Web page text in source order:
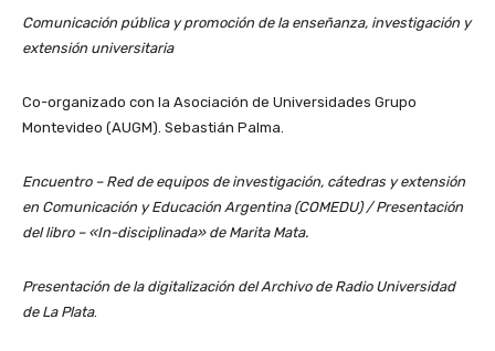
Comunicación pública y promoción de la enseñanza, investigación y
extensión universitaria
Co-organizado con la Asociación de Universidades Grupo
Montevideo (AUGM). Sebastián Palma.
Encuentro – Red de equipos de investigación, cátedras y extensión
en Comunicación y Educación Argentina (COMEDU) / Presentación
del libro – «In-disciplinada» de Marita Mata.
Presentación de la digitalización del Archivo de Radio Universidad
de La Plata.